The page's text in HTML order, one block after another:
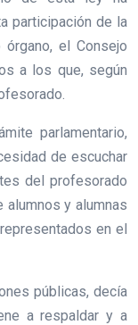
participación de la
el Consejo
a los que, según
parlamentario,
de escuchar
del profesorado
y alumnas
en el
públicas, decía
a respaldar y a